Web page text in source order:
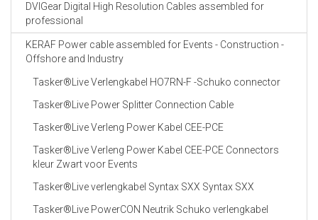
DVIGear Digital High Resolution Cables assembled for
professional
KERAF Power cable assembled for Events - Construction -
Offshore and Industry
Tasker®Live Verlengkabel HO7RN-F -Schuko connector
Tasker®Live Power Splitter Connection Cable
Tasker®Live Verleng Power Kabel CEE-PCE
Tasker®Live Verleng Power Kabel CEE-PCE Connectors
kleur Zwart voor Events
Tasker®Live verlengkabel Syntax SXX Syntax SXX
Tasker®Live PowerCON Neutrik Schuko verlengkabel